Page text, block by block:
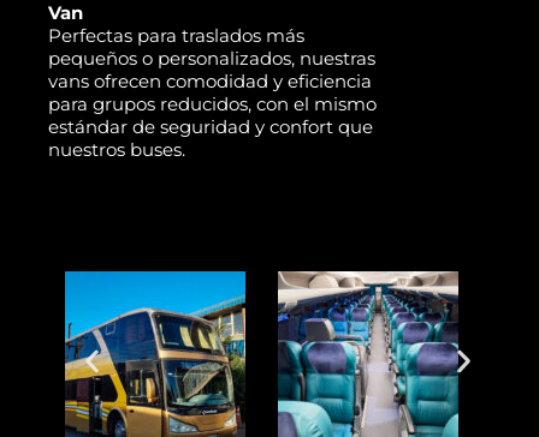
Van
Perfectas para traslados más
pequeños o personalizados, nuestras
vans ofrecen comodidad y eficiencia
para grupos reducidos, con el mismo
estándar de seguridad y confort que
nuestros buses.